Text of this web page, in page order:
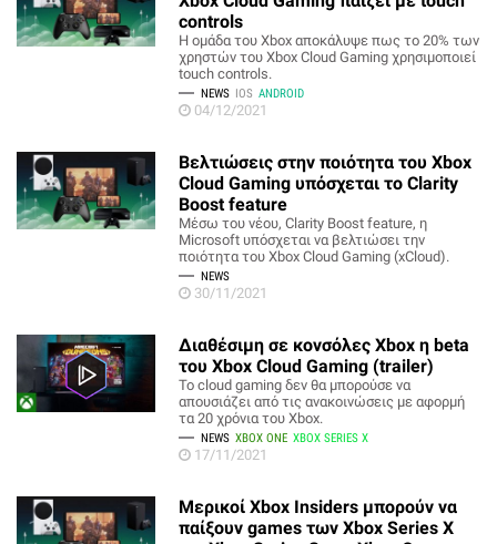
controls
Η ομάδα του Xbox αποκάλυψε πως το 20% των
χρηστών του Xbox Cloud Gaming χρησιμοποιεί
touch controls.
NEWS IOS ANDROID
04/12/2021
Βελτιώσεις στην ποιότητα του Xbox
Cloud Gaming υπόσχεται το Clarity
Boost feature
Μέσω του νέου, Clarity Boost feature, η
Microsoft υπόσχεται να βελτιώσει την
ποιότητα του Xbox Cloud Gaming (xCloud).
NEWS
30/11/2021
Διαθέσιμη σε κονσόλες Xbox η beta
του Xbox Cloud Gaming (trailer)
To cloud gaming δεν θα μπορούσε να
απουσιάζει από τις ανακοινώσεις με αφορμή
τα 20 χρόνια του Xbox.
NEWS XBOX ONE XBOX SERIES X
17/11/2021
Μερικοί Xbox Insiders μπορούν να
παίξουν games των Xbox Series X